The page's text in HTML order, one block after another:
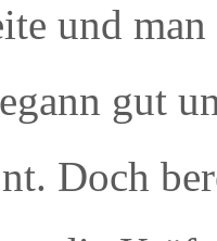
und
gut
Doch